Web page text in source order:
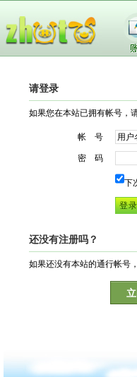
请登录
如果您在本站已拥有帐号，
帐 号
密 码
下
还没有注册吗？
如果还没有本站的通行帐号